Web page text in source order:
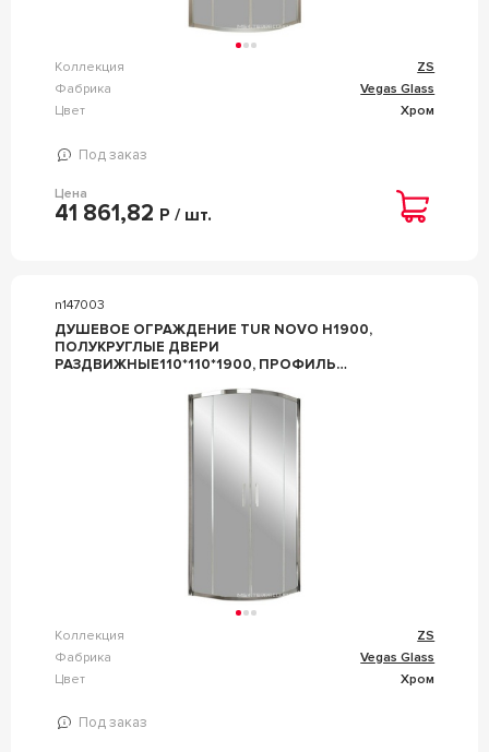
Коллекция
ZS
Фабрика
Vegas Glass
Цвет
Хром
Под заказ
Цена
41 861,82 Р / шт.
n147003
ДУШЕВОЕ ОГРАЖДЕНИЕ TUR NOVO H1900,
ПОЛУКРУГЛЫЕ ДВЕРИ
РАЗДВИЖНЫЕ110*110*1900, ПРОФИЛЬ
VEGAS GLASS ZS ZS TUR NOVO H1900 110 08 01
Коллекция
ZS
Фабрика
Vegas Glass
Цвет
Хром
Под заказ